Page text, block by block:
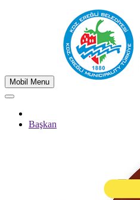
Mobil Menu
Başkan